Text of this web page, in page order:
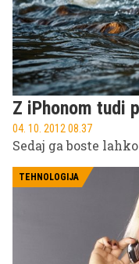
Z iPhonom tudi
04. 10. 2012 08.37
Sedaj ga boste
TEHNOLOGIJA